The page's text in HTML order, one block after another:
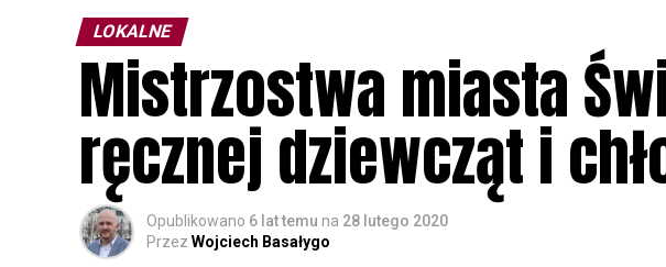
LOKALNE
Mistrzostwa miasta
ręcznej dziewcząt i
Opublikowano 6 lat temu na 28 lutego 2020
Przez Wojciech Basałygo